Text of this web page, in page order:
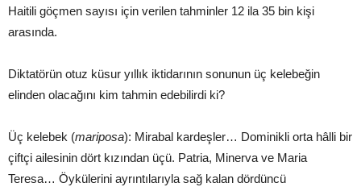
Haitili göçmen sayısı için verilen tahminler 12 ila 35 bin kişi
arasında.
Diktatörün otuz küsur yıllık iktidarının sonunun üç kelebeğin
elinden olacağını kim tahmin edebilirdi ki?
Üç kelebek (mariposa): Mirabal kardeşler… Dominikli orta hâlli bir
çiftçi ailesinin dört kızından üçü. Patria, Minerva ve Maria
Teresa… Öykülerini ayrıntılarıyla sağ kalan dördüncü